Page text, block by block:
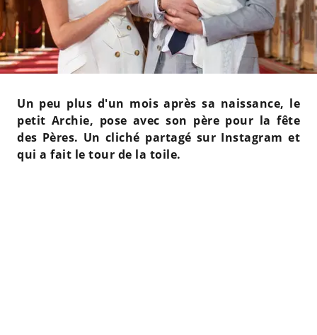
Un peu plus d'un mois après sa naissance, le
petit Archie, pose avec son père pour la fête
des Pères. Un cliché partagé sur Instagram et
qui a fait le tour de la toile.